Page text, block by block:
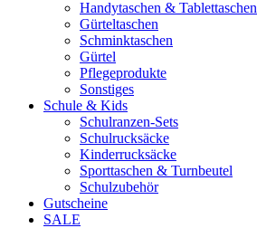
Handytaschen & Tablettaschen
Gürteltaschen
Schminktaschen
Gürtel
Pflegeprodukte
Sonstiges
Schule & Kids
Schulranzen-Sets
Schulrucksäcke
Kinderrucksäcke
Sporttaschen & Turnbeutel
Schulzubehör
Gutscheine
SALE